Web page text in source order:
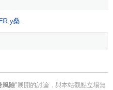
,y桑.
風險"展開的討論，與本站觀點立場無